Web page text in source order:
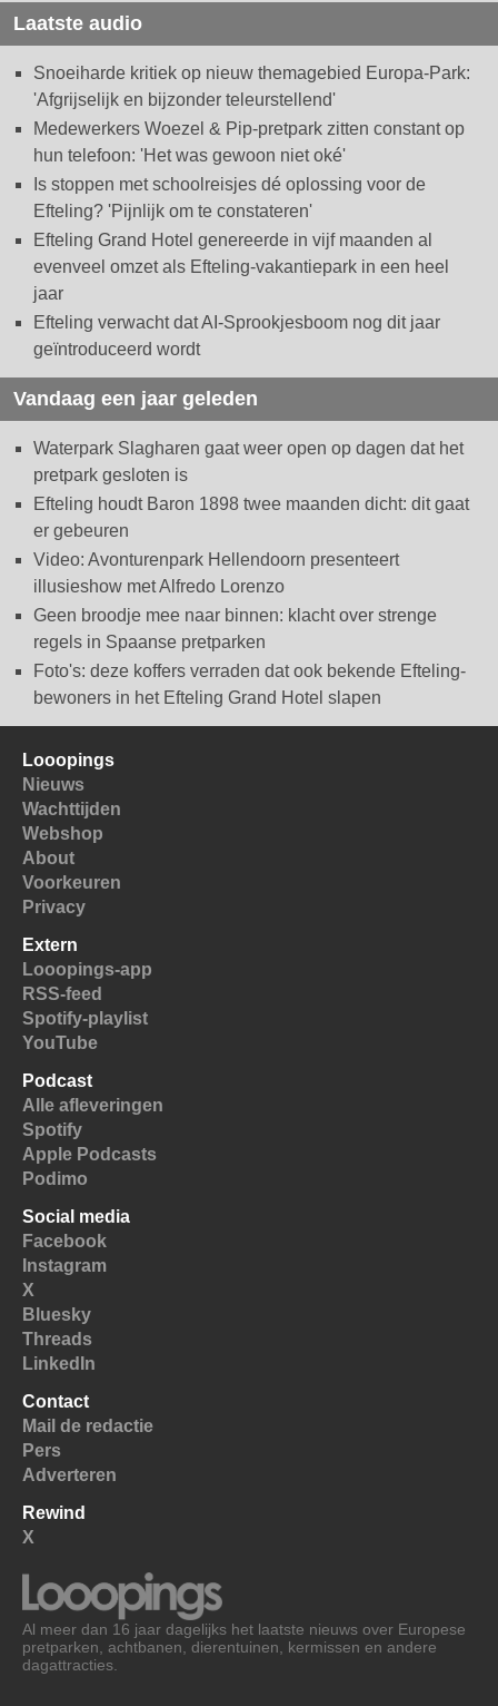
Laatste audio
Snoeiharde kritiek op nieuw themagebied Europa-Park:
'Afgrijselijk en bijzonder teleurstellend'
Medewerkers Woezel & Pip-pretpark zitten constant op
hun telefoon: 'Het was gewoon niet oké'
Is stoppen met schoolreisjes dé oplossing voor de
Efteling? 'Pijnlijk om te constateren'
Efteling Grand Hotel genereerde in vijf maanden al
evenveel omzet als Efteling-vakantiepark in een heel
jaar
Efteling verwacht dat AI-Sprookjesboom nog dit jaar
geïntroduceerd wordt
Vandaag een jaar geleden
Waterpark Slagharen gaat weer open op dagen dat het
pretpark gesloten is
Efteling houdt Baron 1898 twee maanden dicht: dit gaat
er gebeuren
Video: Avonturenpark Hellendoorn presenteert
illusieshow met Alfredo Lorenzo
Geen broodje mee naar binnen: klacht over strenge
regels in Spaanse pretparken
Foto's: deze koffers verraden dat ook bekende Efteling-
bewoners in het Efteling Grand Hotel slapen
Looopings
Nieuws
Wachttijden
Webshop
About
Voorkeuren
Privacy
Extern
Looopings-app
RSS-feed
Spotify-playlist
YouTube
Podcast
Alle afleveringen
Spotify
Apple Podcasts
Podimo
Social media
Facebook
Instagram
X
Bluesky
Threads
LinkedIn
Contact
Mail de redactie
Pers
Adverteren
Rewind
X
Al meer dan 16 jaar dagelijks het laatste nieuws over Europese
pretparken, achtbanen, dierentuinen, kermissen en andere
dagattracties.